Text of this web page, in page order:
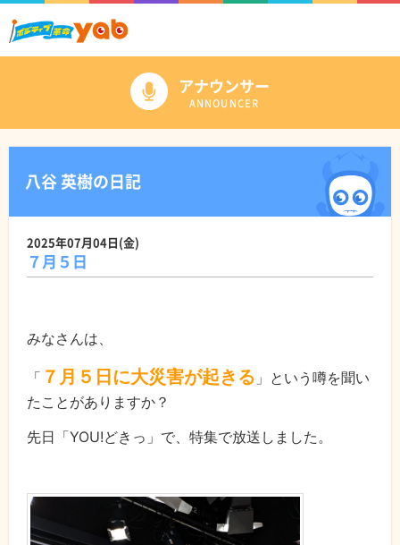
アナウンサー
ANNOUNCER
八谷 英樹の日記
2025年07月04日(金)
７月５日
みなさんは、
「 ７月５日に大災害が起きる 」という噂を聞い
たことがありますか？
先日「YOU!どきっ」で、特集で放送しました。